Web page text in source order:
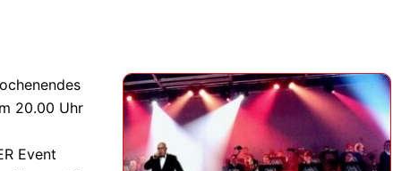
20.00 Uhr
Event